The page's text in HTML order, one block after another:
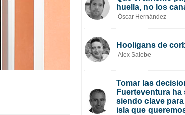
huella, no los
Óscar Hernández
Hooligans de
Alex Salebe
Tomar las
Fuerteventura
siendo clave
isla que